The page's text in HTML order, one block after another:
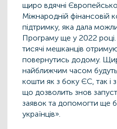
щиро вдячні
Міжнародній фінансовій
підтримку, яка дала
Програму ще у 2022 році.
тисячі мешканців
повернутись додому.
найближчим часом будуть
кошти як з боку ЄС, так і
що дозволить знов
заявок та допомогти ще
українців».